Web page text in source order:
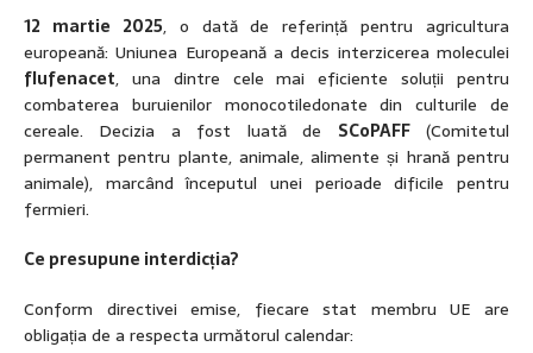
12 martie 2025, o dată de referință pentru agricultura
europeană: Uniunea Europeană a decis interzicerea moleculei
flufenacet, una dintre cele mai eficiente soluții pentru
combaterea buruienilor monocotiledonate din culturile de
cereale. Decizia a fost luată de SCoPAFF(Comitetul
permanent pentru plante, animale, alimente și hrană pentru
animale), marcând începutul unei perioade dificile pentru
fermieri.
Ce presupune interdicția?
Conform directivei emise, fiecare stat membru UE are
obligația de a respecta următorul calendar: